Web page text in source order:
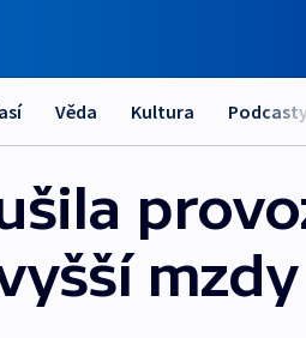
Věda Kultura
mzdy